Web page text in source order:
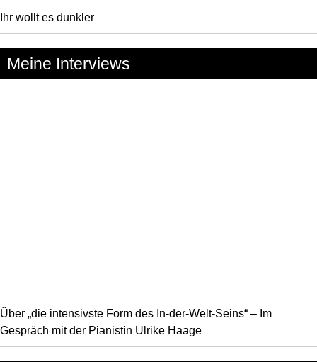
Ihr wollt es dunkler
Meine Interviews
Über „die intensivste Form des In-der-Welt-Seins“ – Im
Gespräch mit der Pianistin Ulrike Haage